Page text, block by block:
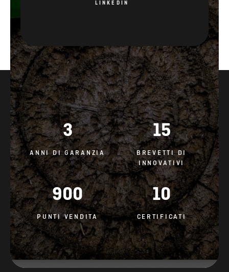
LINKEDIN
3
ANNI DI GARANZIA
15
BREVETTI DI
INNOVATIVI
900
PUNTI VENDITA
10
CERTIFICATI